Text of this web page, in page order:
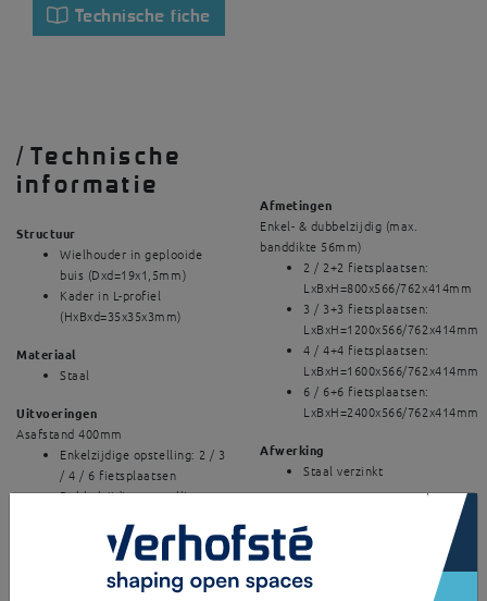
Technische fiche
/ Technische
informatie
Structuur
Wielhouder in geplooide
buis (Dxd=19x1,5mm)
Kader in L-profiel
(HxBxd=35x35x3mm)
Materiaal
Staal
Uitvoeringen
Asafstand 400mm
Enkelzijdige opstelling: 2 / 3
/ 4 / 6 fietsplaatsen
Dubbelzijdige opstelling:
fietsplaatsen
Aanbindmogelijkheden
Afmetingen
Enkel- & dubbelzijdig (max.
banddikte 56mm)
2 / 2+2 fietsplaatsen:
LxBxH=800x566/762x414mm
3 / 3+3 fietsplaatsen:
LxBxH=1200x566/762x414mm
4 / 4+4 fietsplaatsen:
LxBxH=1600x566/762x414mm
6 / 6+6 fietsplaatsen:
LxBxH=2400x566/762x414mm
Afwerking
Staal verzinkt
Voetplaten
houtdraadbouten en
nylon plugs op 2
×